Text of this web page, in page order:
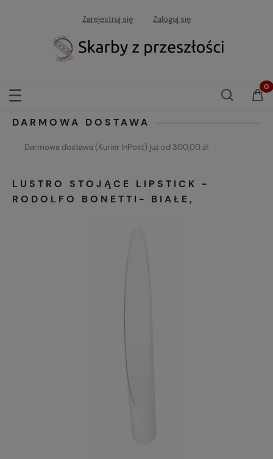
Zarejestruj się Zaloguj się
DARMOWA DOSTAWA
Darmowa dostawa (Kurier InPost) już od 300,00 zł.
LUSTRO STOJĄCE LIPSTICK -
RODOLFO BONETTI- BIAŁE,